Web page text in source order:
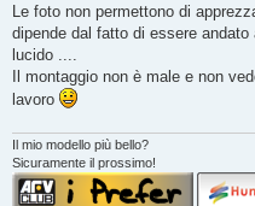
s
a
g
i
o
Le foto non permettono di
dipende dal fatto di essere
lucido ....
Il montaggio non è male e non
lavoro
Il mio modello più bello?
Sicuramente il prossimo!